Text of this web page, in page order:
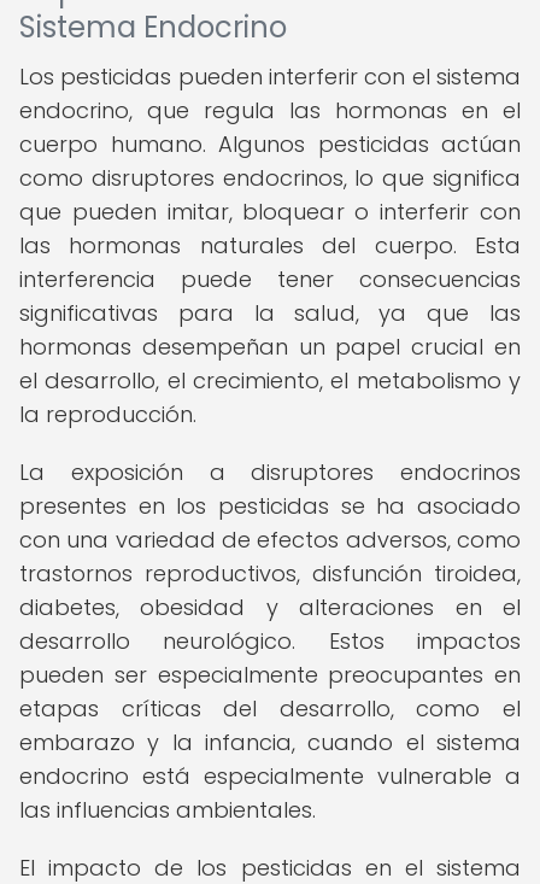
Sistema Endocrino
Los pesticidas pueden interferir con el sistema
endocrino, que regula las hormonas en el
cuerpo humano. Algunos pesticidas actúan
como disruptores endocrinos, lo que significa
que pueden imitar, bloquear o interferir con
las hormonas naturales del cuerpo. Esta
interferencia puede tener consecuencias
significativas para la salud, ya que las
hormonas desempeñan un papel crucial en
el desarrollo, el crecimiento, el metabolismo y
la reproducción.
La exposición a disruptores endocrinos
presentes en los pesticidas se ha asociado
con una variedad de efectos adversos, como
trastornos reproductivos, disfunción tiroidea,
diabetes, obesidad y alteraciones en el
desarrollo neurológico. Estos impactos
pueden ser especialmente preocupantes en
etapas críticas del desarrollo, como el
embarazo y la infancia, cuando el sistema
endocrino está especialmente vulnerable a
las influencias ambientales.
El impacto de los pesticidas en el sistema